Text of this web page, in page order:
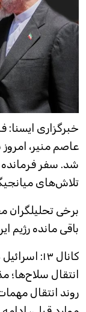
خبرگزاری ایسنا:
عاصم منیر، امروز
شد. سفر فرمانده
تلاش‌های
برخی تحلیلگران
باقی مانده رژیم
کانال ۱۳:
انتقال سلاح‌ها؛
روند انتقال